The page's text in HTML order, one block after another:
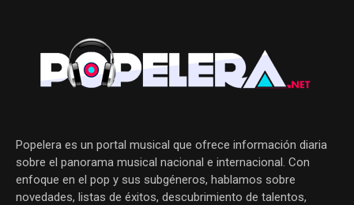
Popelera es un portal musical que ofrece información diaria
sobre el panorama musical nacional e internacional. Con
enfoque en el pop y sus subgéneros, hablamos sobre
novedades, listas de éxitos, descubrimiento de talentos,